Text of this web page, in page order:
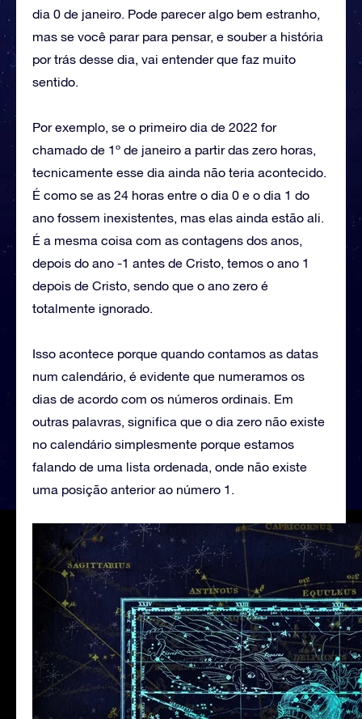
dia 0 de janeiro. Pode parecer algo bem estranho,
mas se você parar para pensar, e souber a história
por trás desse dia, vai entender que faz muito
sentido.
Por exemplo, se o primeiro dia de 2022 for
chamado de 1º de janeiro a partir das zero horas,
tecnicamente esse dia ainda não teria acontecido.
É como se as 24 horas entre o dia 0 e o dia 1 do
ano fossem inexistentes, mas elas ainda estão ali.
É a mesma coisa com as contagens dos anos,
depois do ano -1 antes de Cristo, temos o ano 1
depois de Cristo, sendo que o ano zero é
totalmente ignorado.
Isso acontece porque quando contamos as datas
num calendário, é evidente que numeramos os
dias de acordo com os números ordinais. Em
outras palavras, significa que o dia zero não existe
no calendário simplesmente porque estamos
falando de uma lista ordenada, onde não existe
uma posição anterior ao número 1.